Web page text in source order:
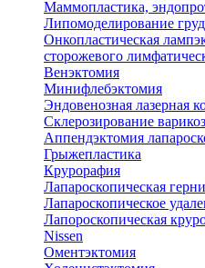
Маммопластика,
Липомоделирование
Онкопластическая
сторожевого
Венэктомия
Минифлебэктомия
Эндовенозная лазерная
Склерозирование
Аппендэктомия
Грыжепластика
Крурорафия
Лапароскопическая
Лапароскопическое
Лапороскопическая
Nissen
Оментэктомия